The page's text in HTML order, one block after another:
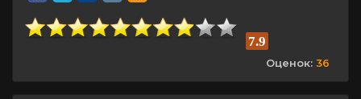
7.9
Оценок: 36